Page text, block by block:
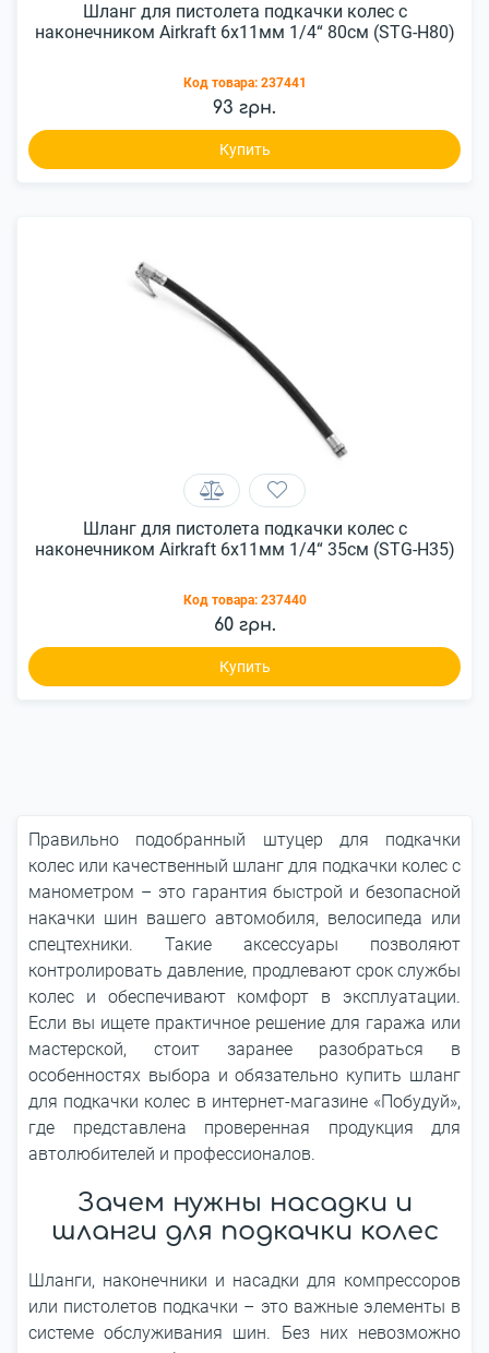
Шланг для пистолета подкачки колес с
наконечником Airkraft 6x11мм 1/4“ 80см (STG-H80)
Код товара: 237441
93 грн.
Купить
Шланг для пистолета подкачки колес с
наконечником Airkraft 6x11мм 1/4“ 35см (STG-H35)
Код товара: 237440
60 грн.
Купить
Правильно подобранный штуцер для подкачки
колес или качественный шланг для подкачки колес с
манометром – это гарантия быстрой и безопасной
накачки шин вашего автомобиля, велосипеда или
спецтехники. Такие аксессуары позволяют
контролировать давление, продлевают срок службы
колес и обеспечивают комфорт в эксплуатации.
Если вы ищете практичное решение для гаража или
мастерской, стоит заранее разобраться в
особенностях выбора и обязательно купить шланг
для подкачки колес в интернет-магазине «Побудуй»,
где представлена проверенная продукция для
автолюбителей и профессионалов.
Зачем нужны насадки и
шланги для подкачки колес
Шланги, наконечники и насадки для компрессоров
или пистолетов подкачки – это важные элементы в
системе обслуживания шин. Без них невозможно